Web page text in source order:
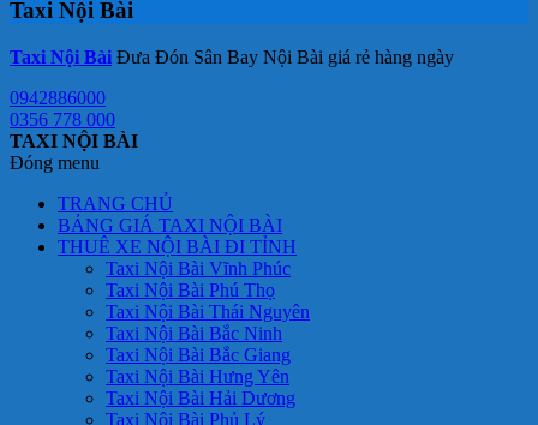
Taxi Nội Bài
Taxi Nội Bài Đưa Đón Sân Bay Nội Bài giá rẻ hàng ngày
0942886000
0356 778 000
TAXI NỘI BÀI
Đóng menu
TRANG CHỦ
BẢNG GIÁ TAXI NỘI BÀI
THUÊ XE NỘI BÀI ĐI TỈNH
Taxi Nội Bài Vĩnh Phúc
Taxi Nội Bài Phú Thọ
Taxi Nội Bài Thái Nguyên
Taxi Nội Bài Bắc Ninh
Taxi Nội Bài Bắc Giang
Taxi Nội Bài Hưng Yên
Taxi Nội Bài Hải Dương
Taxi Nội Bài Phủ Lý